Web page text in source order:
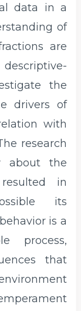
data in a
of
are
the
drivers of
with
research
about the
in
its
is a
process,
that